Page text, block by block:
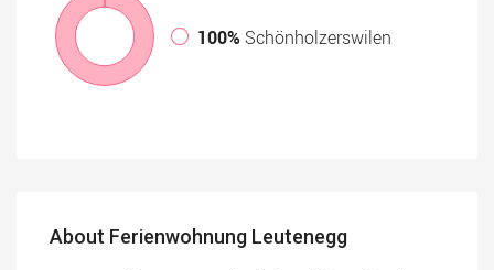
100% Schönholzerswilen
About Ferienwohnung Leutenegg